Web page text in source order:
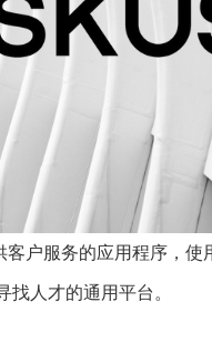
户服务的应用程序，使
找人才的通用平台。